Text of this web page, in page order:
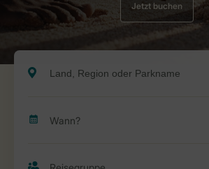
Jetzt buchen